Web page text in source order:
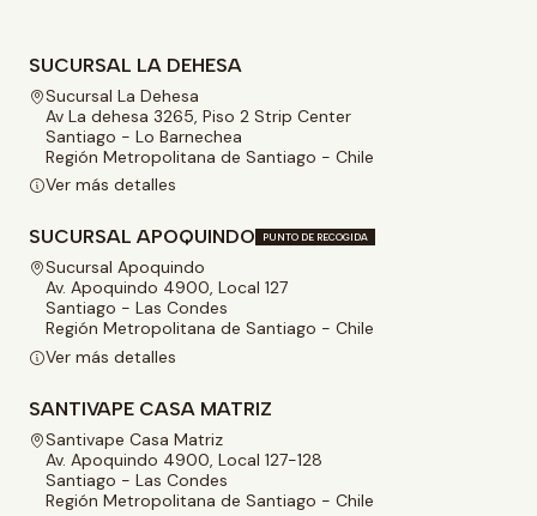
SUCURSAL LA DEHESA
Sucursal La Dehesa
Av La dehesa 3265, Piso 2 Strip Center
Santiago - Lo Barnechea
Región Metropolitana de Santiago - Chile
Ver más detalles
SUCURSAL APOQUINDO PUNTO DE RECOGIDA
Sucursal Apoquindo
Av. Apoquindo 4900, Local 127
Santiago - Las Condes
Región Metropolitana de Santiago - Chile
Ver más detalles
SANTIVAPE CASA MATRIZ
Santivape Casa Matriz
Av. Apoquindo 4900, Local 127-128
Santiago - Las Condes
Región Metropolitana de Santiago - Chile